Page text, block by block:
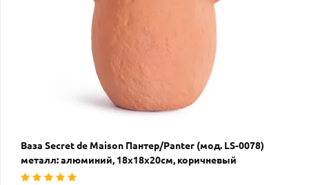
Ваза Secret de Maison Пантер/Panter (мод. LS-0078)
металл: алюминий, 18х18х20см, коричневый